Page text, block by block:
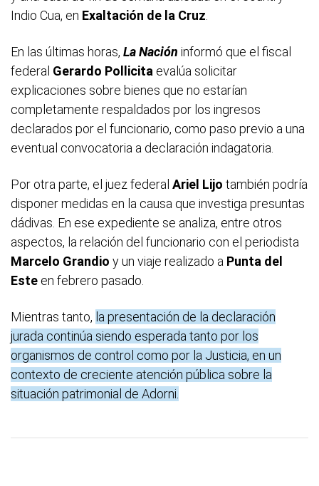
Indio Cua, en Exaltación de la Cruz
En las últimas horas, La Nación informó que el fiscal
federal Gerardo Pollicita evalúa solicitar
explicaciones sobre bienes que no estarían
completamente respaldados por los ingresos
declarados por el funcionario, como paso previo a una
eventual convocatoria a declaración indagatoria.
Por otra parte, el juez federal Ariel Lijo también podría
disponer medidas en la causa que investiga presuntas
dádivas. En ese expediente se analiza, entre otros
aspectos, la relación del funcionario con el periodista
Marcelo Grandio y un viaje realizado a Punta del
Este en febrero pasado.
Mientras tanto, la presentación de la declaración
jurada continúa siendo esperada tanto por los
organismos de control como por la Justicia, en un
contexto de creciente atención pública sobre la
situación patrimonial de Adorni.